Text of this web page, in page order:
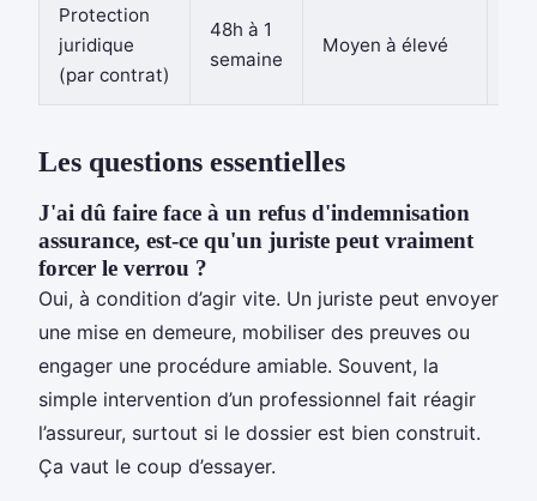
Protection
juridique
(par contrat)
48h à 1
semaine
Moyen à élevé
Les questions essentielles
J'ai dû faire face à un refus d'indemnisation
assurance, est-ce qu'un juriste peut vraiment
forcer le verrou ?
Oui, à condition d’agir vite. Un juriste peut envoyer
une mise en demeure, mobiliser des preuves ou
engager une procédure amiable. Souvent, la
simple intervention d’un professionnel fait réagir
l’assureur, surtout si le dossier est bien construit.
Ça vaut le coup d’essayer.